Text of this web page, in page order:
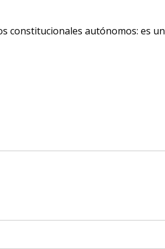
constitucionales autónomos: es